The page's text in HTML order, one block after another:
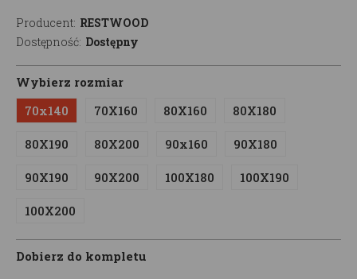
Producent: RESTWOOD
Dostępność: Dostępny
Wybierz rozmiar
70x140
70X160 80X160 80X180
80X190 80X200 90x160 90X180
90X190 90X200 100X180 100X190
100X200
Dobierz do kompletu